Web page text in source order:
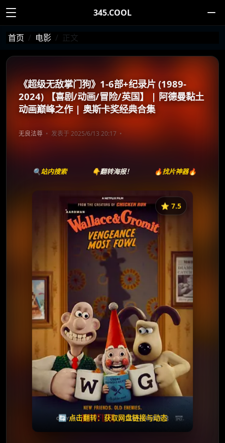
345.COOL
首页 电影 正文
《超级无敌掌门狗》1-6部+纪录片 (1989-
2024) 【喜剧/动画/冒险/英国】 | 阿德曼黏土
动画巅峰之作 | 奥斯卡奖经典合集
无良法尊 发表于 2025/6/13 20:17
🔍站内搜索 👇翻转海报！ 🔥找片神器🔥
⭐️ 7.5
🔄 点击翻转：获取网盘链接与动态
⭐
收藏
⭐️ 评分：7.5 | 🎬 2024年
夸克网盘
失效请反馈
🧧️
天天领红包